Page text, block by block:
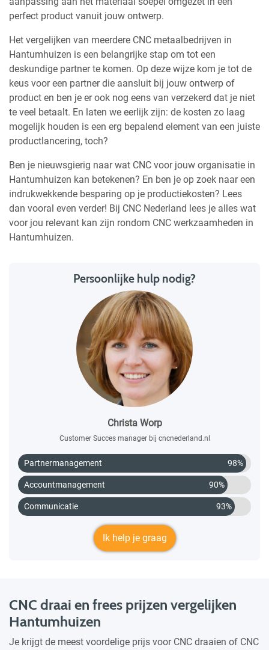
perfect product vanuit jouw ontwerp.
Het vergelijken van meerdere CNC metaalbedrijven in
Hantumhuizen is een belangrijke stap om tot een
deskundige partner te komen. Op deze wijze kom je tot de
keus voor een partner die aansluit bij jouw ontwerp of
product en ben je er ook nog eens van verzekerd dat je niet
te veel betaalt. En laten we eerlijk zijn: de kosten zo laag
mogelijk houden is een erg bepalend element van een juiste
productlancering, toch?
Ben je nieuwsgierig naar wat CNC voor jouw organisatie in
Hantumhuizen kan betekenen? En ben je op zoek naar een
indrukwekkende besparing op je productiekosten? Lees
dan vooral even verder! Bij CNC Nederland lees je alles wat
voor jou relevant kan zijn rondom CNC werkzaamheden in
Hantumhuizen.
Persoonlijke hulp nodig?
Christa Worp
Customer Succes manager bij cncnederland.nl
Partnermanagement 98%
Accountmanagement 90%
Communicatie 93%
Ik help je graag
CNC draai en frees prijzen vergelijken
Hantumhuizen
Je krijgt de meest voordelige prijs voor CNC draaien of CNC